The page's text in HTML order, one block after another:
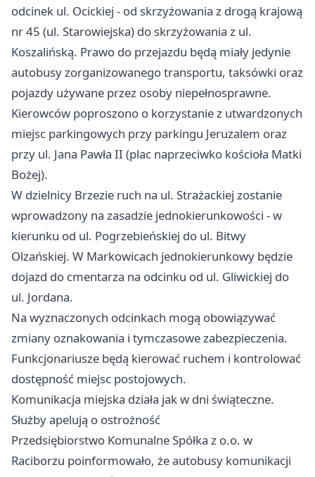
odcinek ul. Ocickiej - od skrzyżowania z drogą krajową
nr 45 (ul. Starowiejska) do skrzyżowania z ul.
Koszalińską. Prawo do przejazdu będą miały jedynie
autobusy zorganizowanego transportu, taksówki oraz
pojazdy używane przez osoby niepełnosprawne.
Kierowców poproszono o korzystanie z utwardzonych
miejsc parkingowych przy parkingu Jeruzalem oraz
przy ul. Jana Pawła II (plac naprzeciwko kościoła Matki
Bożej).
W dzielnicy Brzezie ruch na ul. Strażackiej zostanie
wprowadzony na zasadzie jednokierunkowości - w
kierunku od ul. Pogrzebieńskiej do ul. Bitwy
Olzańskiej. W Markowicach jednokierunkowy będzie
dojazd do cmentarza na odcinku od ul. Gliwickiej do
ul. Jordana.
Na wyznaczonych odcinkach mogą obowiązywać
zmiany oznakowania i tymczasowe zabezpieczenia.
Funkcjonariusze będą kierować ruchem i kontrolować
dostępność miejsc postojowych.
Komunikacja miejska działa jak w dni świąteczne.
Służby apelują o ostrożność
Przedsiębiorstwo Komunalne Spółka z o.o. w
Raciborzu poinformowało, że autobusy komunikacji